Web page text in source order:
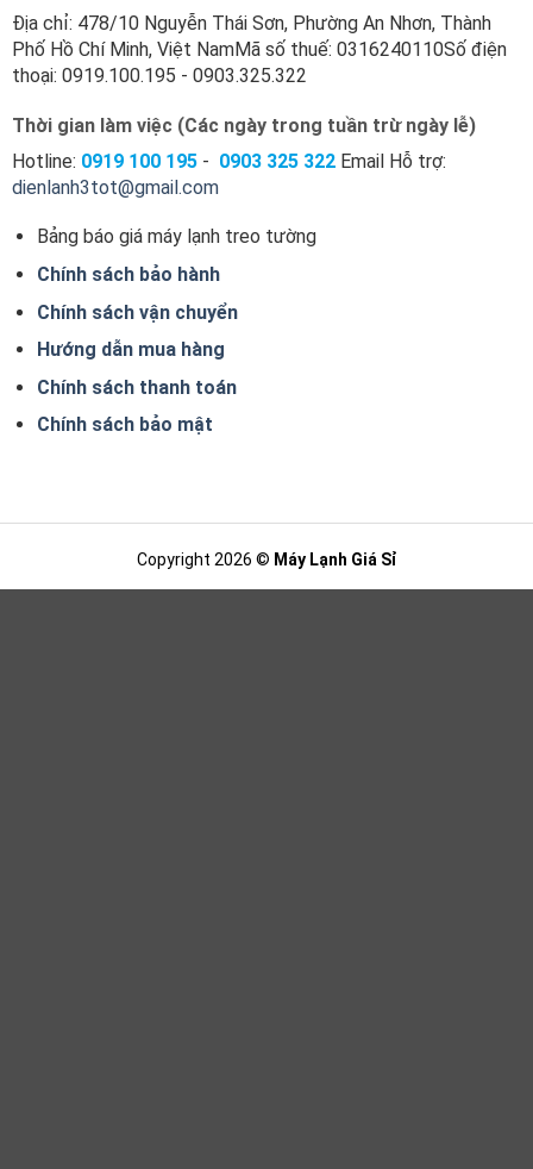
Địa chỉ: 478/10 Nguyễn Thái Sơn, Phường An Nhơn, Thành
Phố Hồ Chí Minh, Việt NamMã số thuế: 0316240110Số điện
thoại: 0919.100.195 - 0903.325.322
Thời gian làm việc (Các ngày trong tuần trừ ngày lễ)
Hotline: 0919 100 195 - 0903 325 322 Email Hỗ trợ:
dienlanh3tot@gmail.com
Bảng báo giá máy lạnh treo tường
Chính sách bảo hành
Chính sách vận chuyển
Hướng dẫn mua hàng
Chính sách thanh toán
Chính sách bảo mật
Copyright 2026 © Máy Lạnh Giá Sỉ